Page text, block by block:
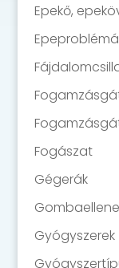
Epekő,
Fogászat
Gégerák
Gyógyszerek